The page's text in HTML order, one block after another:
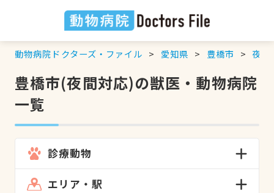
動物病院ドクターズ・ファイル 愛知県 豊橋市 夜間
豊橋市(夜間対応)の獣医・動物病院
一覧
診療動物
エリア・駅